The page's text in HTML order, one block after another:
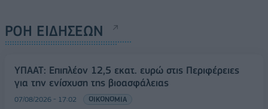
ΡΟΗ ΕΙΔΗΣΕΩΝ
ΥΠΑΑΤ: Επιπλέον 12,5 εκατ. ευρώ στις Περιφέρειες
για την ενίσχυση της βιοασφάλειας
07/08/2026 - 17:02 ΟΙΚΟΝΟΜΙΑ